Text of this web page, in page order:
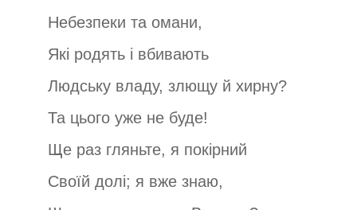
Небезпеки та омани,
Які родять і вбивають
Людську владу, злющу й хирну?
Та цього уже не буде!
Ще раз гляньте, я покірний
Своїй долі; я вже знаю,